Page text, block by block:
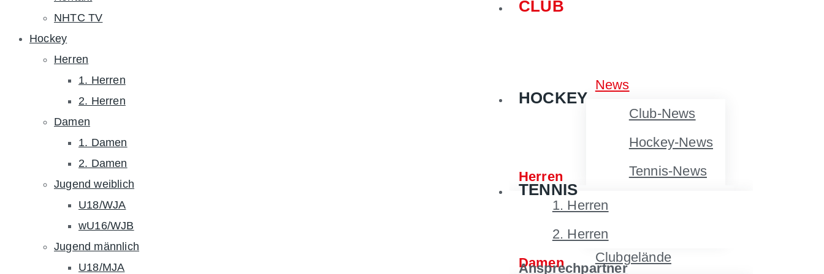
NHTC TV
Hockey
Herren
1. Herren
2. Herren
Damen
1. Damen
2. Damen
Jugend weiblich
U18/WJA
wU16/WJB
Jugend männlich
U18/MJA
CLUB
News
Club-News
Hockey-News
Tennis-News
Über uns
Clubgelände
HOCKEY
Herren
1. Herren
2. Herren
Damen
TENNIS
Ansprechpartner